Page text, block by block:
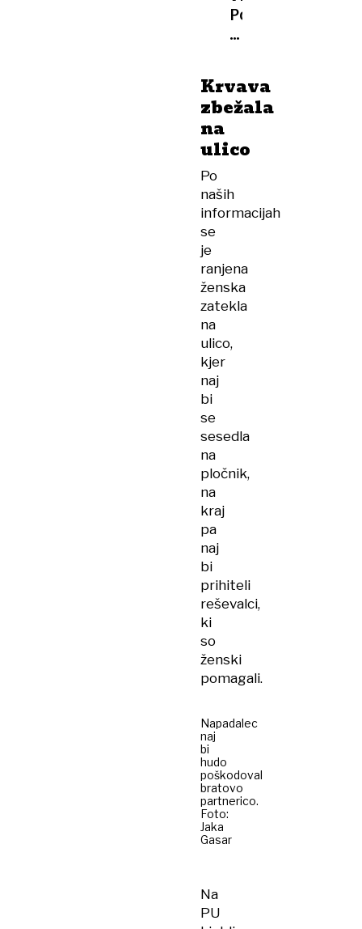
Policijska
akcija
50-
letnik
žensko
Krvava
zbežala
na
ulico
Po
naših
informacijah
se
je
ranjena
ženska
zatekla
na
ulico,
kjer
naj
bi
se
sesedla
na
pločnik,
na
kraj
pa
naj
bi
prihiteli
reševalci,
ki
so
ženski
pomagali.
Napadalec
naj
bi
hudo
poškodoval
bratovo
partnerico.
Foto:
Jaka
Gasar
Na
PU